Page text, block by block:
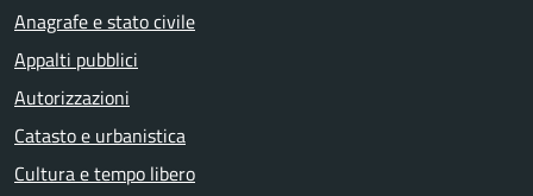
Anagrafe e stato civile
Appalti pubblici
Autorizzazioni
Catasto e urbanistica
Cultura e tempo libero